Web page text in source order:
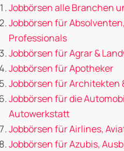
Jobbörsen alle Branchen
Jobbörsen für
Professionals
Jobbörsen für Agrar &
Jobbörsen für Apotheker
Jobbörsen für Architekten
Jobbörsen für die
Autowerkstatt
Jobbörsen für Airlines,
Jobbörsen für Azubis,